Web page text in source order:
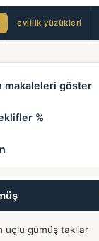
evlilik yüzükleri
makaleleri göster
%
uçlu gümüş takılar